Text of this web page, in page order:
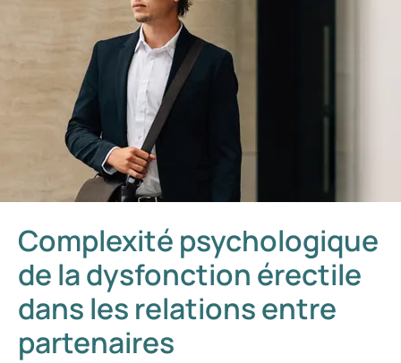
Complexité psychologique
de la dysfonction érectile
dans les relations entre
partenaires